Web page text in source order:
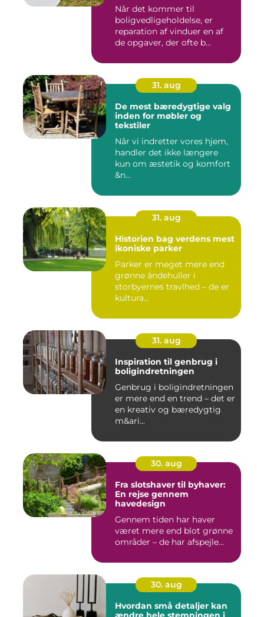
Når det kommer til
boligvedligeholdelse, er
reparation af vinduer en af
de opgaver, der ofte b...
31. aug
De mest bæredygtige valg
inden for møbler og
tekstiler
Når vi indretter vores hjem,
handler det ikke længere
kun om æstetik og komfort
&n...
31. aug
Historien bag verdens mest
ikoniske parker
Parker er meget mere end
grønne åndehuller i
storbyernes travlhed – de er
kultura...
31. aug
Inspiration til genbrug i
boligindretningen
Genbrug i boligindretningen
er mere end en trend – det er
en kreativ og bæredygtig
m&ari...
30. aug
Fra slotshaver til byhaver:
En rejse gennem
havedesign
Gennem tiden har haver
været mere end blot grønne
områder – de har afspejle...
30. aug
Hvordan små detaljer kan